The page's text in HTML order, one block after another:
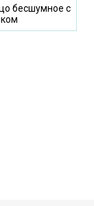
бесшумное c